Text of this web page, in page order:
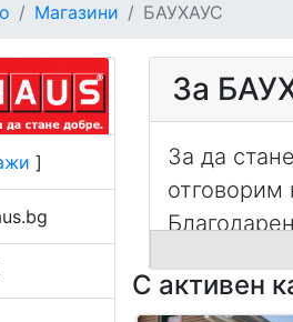
Магазини БАУХАУС
]
За
За да
отговорим
през
който
С активен